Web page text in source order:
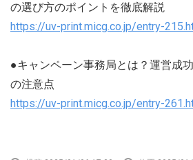
の選び方のポイントを徹底解説
https://uv-print.micg.co.jp/entry-
●キャンペーン事務局とは？運営成
の注意点
https://uv-print.micg.co.jp/entry-